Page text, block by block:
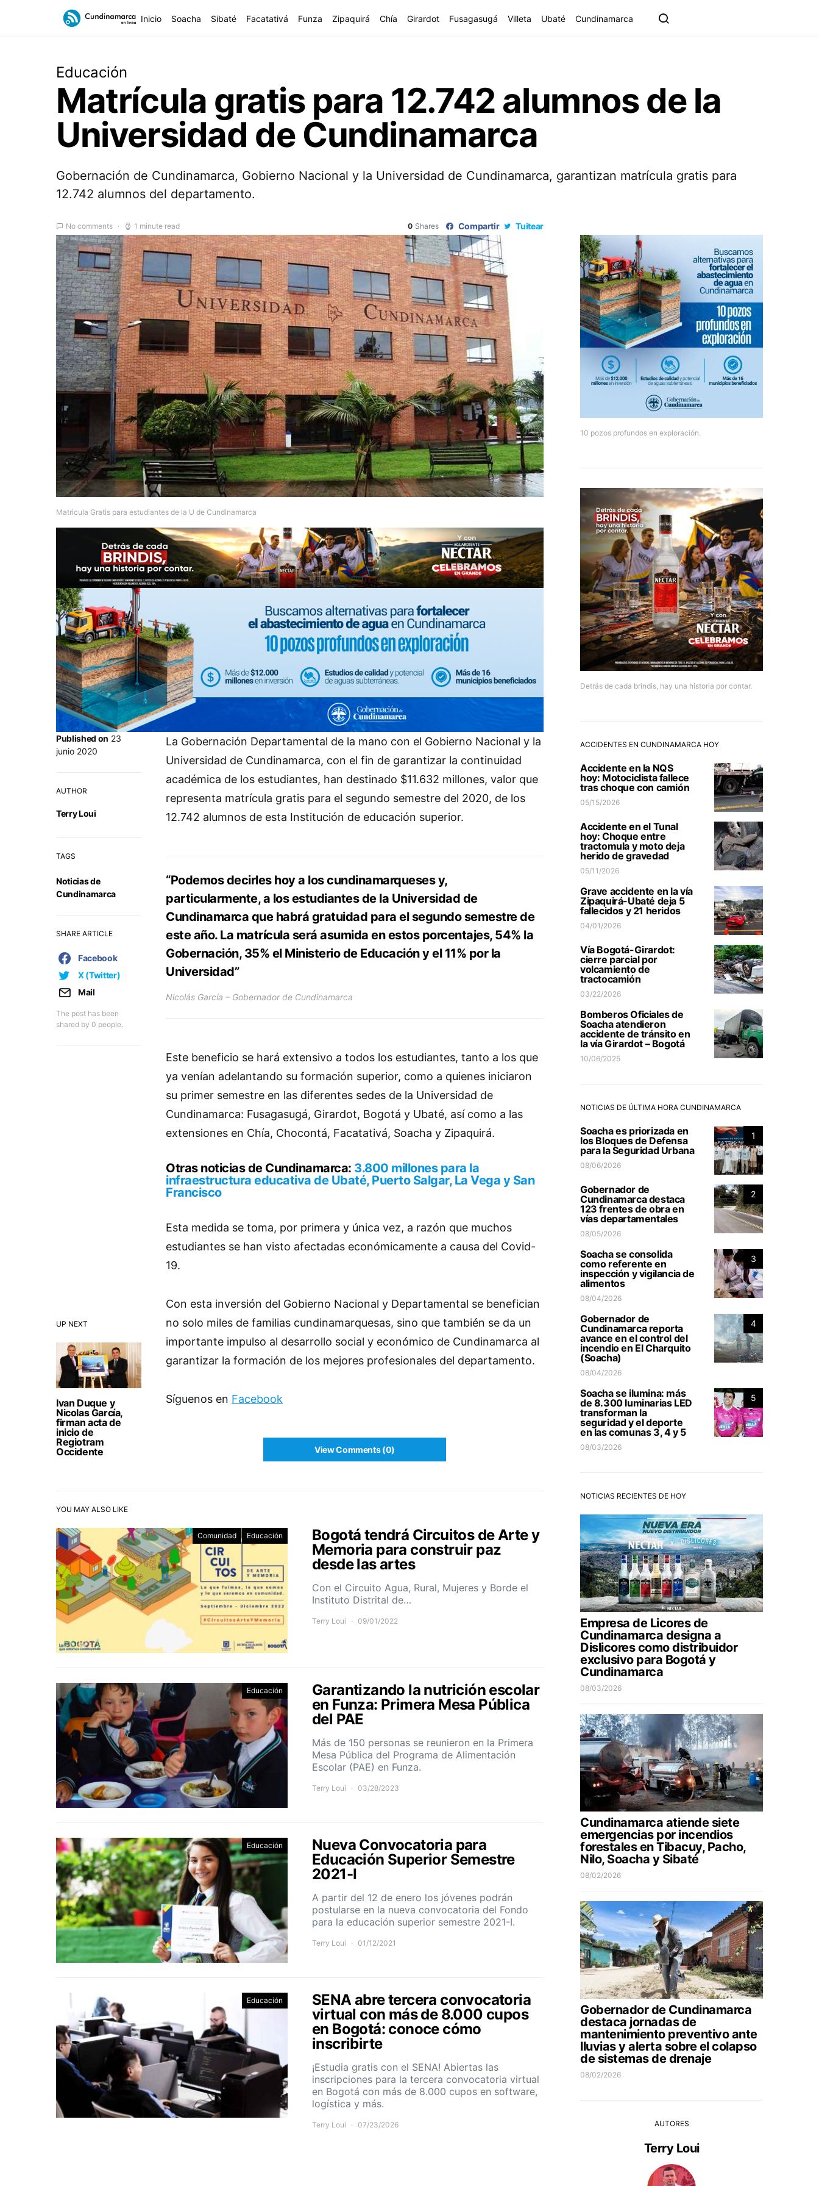
Inicio Soacha Sibaté Facatativá Funza Zipaquirá Chía Girardot Fusagasugá Villeta Ubaté Cundinamarca
Educación
Matrícula gratis para 12.742 alumnos de la
Universidad de Cundinamarca
Gobernación de Cundinamarca, Gobierno Nacional y la Universidad de Cundinamarca, garantizan matrícula gratis para
12.742 alumnos del departamento.
No comments 1 minute read 0 Shares Compartir Tuitear
Matricula Gratis para estudiantes de la U de Cundinamarca
UP NEXT
Ivan Duque y
Nicolas García,
firman acta de
inicio de
Regiotram
Occidente
Published on 23
junio 2020
AUTHOR
Terry Loui
TAGS
Noticias de
Cundinamarca
SHARE ARTICLE
The post has been
shared by 0 people.
Facebook
X (Twitter)
Mail
La Gobernación Departamental de la mano con el Gobierno Nacional y la
Universidad de Cundinamarca, con el fin de garantizar la continuidad
académica de los estudiantes, han destinado $11.632 millones, valor que
representa matrícula gratis para el segundo semestre del 2020, de los
12.742 alumnos de esta Institución de educación superior.
“Podemos decirles hoy a los cundinamarqueses y,
particularmente, a los estudiantes de la Universidad de
Cundinamarca que habrá gratuidad para el segundo semestre de
este año. La matrícula será asumida en estos porcentajes, 54% la
Gobernación, 35% el Ministerio de Educación y el 11% por la
Universidad”
Nicolás García – Gobernador de Cundinamarca
Este beneficio se hará extensivo a todos los estudiantes, tanto a los que
ya venían adelantando su formación superior, como a quienes iniciaron
su primer semestre en las diferentes sedes de la Universidad de
Cundinamarca: Fusagasugá, Girardot, Bogotá y Ubaté, así como a las
extensiones en Chía, Chocontá, Facatativá, Soacha y Zipaquirá.
Otras noticias de Cundinamarca: 3.800 millones para la
infraestructura educativa de Ubaté, Puerto Salgar, La Vega y San
Francisco
Esta medida se toma, por primera y única vez, a razón que muchos
estudiantes se han visto afectadas económicamente a causa del Covid-
19.
Con esta inversión del Gobierno Nacional y Departamental se benefician
no solo miles de familias cundinamarquesas, sino que también se da un
importante impulso al desarrollo social y económico de Cundinamarca al
garantizar la formación de los mejores profesionales del departamento.
Síguenos en Facebook
View Comments (0)
YOU MAY ALSO LIKE
Comunidad Educación
Bogotá tendrá Circuitos de Arte y
Memoria para construir paz
desde las artes
Con el Circuito Agua, Rural, Mujeres y Borde el
Instituto Distrital de…
Terry Loui 09/01/2022
Educación
Garantizando la nutrición escolar
en Funza: Primera Mesa Pública
del PAE
Más de 150 personas se reunieron en la Primera
Mesa Pública del Programa de Alimentación
Escolar (PAE) en Funza.
Terry Loui 03/28/2023
Educación
Nueva Convocatoria para
Educación Superior Semestre
2021-I
A partir del 12 de enero los jóvenes podrán
postularse en la nueva convocatoria del Fondo
para la educación superior semestre 2021-I.
Terry Loui 01/12/2021
Educación
SENA abre tercera convocatoria
virtual con más de 8.000 cupos
en Bogotá: conoce cómo
inscribirte
¡Estudia gratis con el SENA! Abiertas las
inscripciones para la tercera convocatoria virtual
en Bogotá con más de 8.000 cupos en software,
logística y más.
Terry Loui 07/23/2026
10 pozos profundos en exploración.
Detrás de cada brindis, hay una historia por contar.
ACCIDENTES EN CUNDINAMARCA HOY
Accidente en la NQS
hoy: Motociclista fallece
tras choque con camión
05/15/2026
Accidente en el Tunal
hoy: Choque entre
tractomula y moto deja
herido de gravedad
05/11/2026
Grave accidente en la vía
Zipaquirá-Ubaté deja 5
fallecidos y 21 heridos
04/01/2026
Vía Bogotá-Girardot:
cierre parcial por
volcamiento de
tractocamión
03/22/2026
Bomberos Oficiales de
Soacha atendieron
accidente de tránsito en
la vía Girardot – Bogotá
10/06/2025
NOTICIAS DE ÚLTIMA HORA CUNDINAMARCA
1
Soacha es priorizada en
los Bloques de Defensa
para la Seguridad Urbana
08/06/2026
2
Gobernador de
Cundinamarca destaca
123 frentes de obra en
vías departamentales
08/05/2026
3
Soacha se consolida
como referente en
inspección y vigilancia de
alimentos
08/04/2026
4
Gobernador de
Cundinamarca reporta
avance en el control del
incendio en El Charquito
(Soacha)
08/04/2026
5
Soacha se ilumina: más
de 8.300 luminarias LED
transforman la
seguridad y el deporte
en las comunas 3, 4 y 5
08/03/2026
NOTICIAS RECIENTES DE HOY
Empresa de Licores de
Cundinamarca designa a
Dislicores como distribuidor
exclusivo para Bogotá y
Cundinamarca
08/03/2026
Cundinamarca atiende siete
emergencias por incendios
forestales en Tibacuy, Pacho,
Nilo, Soacha y Sibaté
08/02/2026
Gobernador de Cundinamarca
destaca jornadas de
mantenimiento preventivo ante
lluvias y alerta sobre el colapso
de sistemas de drenaje
08/02/2026
AUTORES
Terry Loui